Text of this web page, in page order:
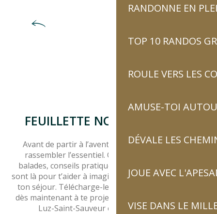
RANDONNE EN
TOP 10 RANDOS
ROULE VERS LES
AMUSE-TOI
DÉVALE LES
JOUE AVEC
VISE DANS LE
BONNES RAISONS
Et si tu prenais un peu de
Saint-Sauveur, tu es au cœur
des plus beaux sites et des
expériences...
FEUILLETTE NOS BROCHURES
Avant de partir à l’aventure, prends le temps de
rassembler l’essentiel. Cartes, guides, idées de
balades, conseils pratiques… toutes les brochures
sont là pour t’aider à imaginer, organiser et savourer
ton séjour. Télécharge-les librement et commence
dès maintenant à te projeter dans ton expérience à
Luz-Saint-Sauveur et dans le Pays Toy.